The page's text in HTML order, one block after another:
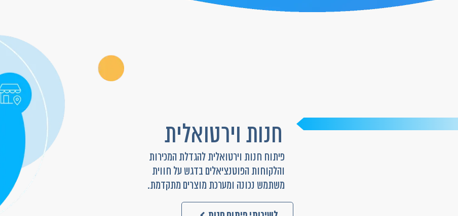
חנות וירטואלית
פיתוח חנות וירטואלית להגדלת המכירות
והלקוחות הפוטנציאלים בדגש על חווית
משתמש נכונה ומערכת מוצרים מתקדמת.